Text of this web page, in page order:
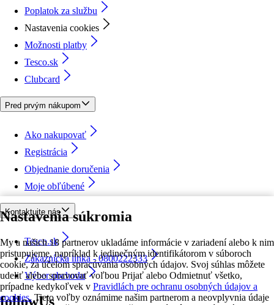
Nastavenia súkromia
My a našich 18 partnerov ukladáme informácie v zariadení alebo k nim
pristupujeme, napríklad k jedinečným identifikátorom v súboroch
cookie, za účelom spracúvania osobných údajov. Svoj súhlas môžete
udeliť alebo spravovať voľbou Prijať alebo Odmietnuť všetko,
prípadne kedykoľvek v Pravidlách pre ochranu osobných údajov a
cookies. Tieto voľby oznámime našim partnerom a neovplyvnia údaje
Poplatok za službu
Nastavenia cookies
Možnosti platby
Tesco.sk
Clubcard
Pred prvým nákupom
Ako nakupovať
Registrácia
Objednanie doručenia
Moje obľúbené
Kontaktujte nás
Tesco.sk
Zákaznícka linka - 0800222333
Výber obchodu
followUs